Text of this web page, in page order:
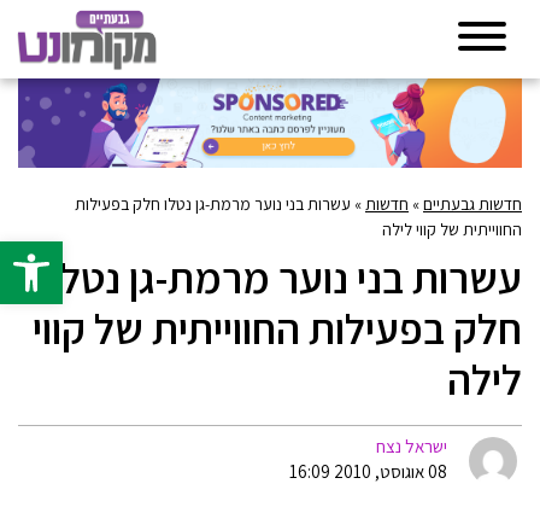
פתח
חדשות גבעתיים» חדשות » עשרות בני נוער מרמת-גן נטלו חלק בפעילות
החווייתית של קווי לילה
עשרות בני נוער מרמת-גן נטלו
חלק בפעילות החווייתית של קווי
לילה
ישראל נצח
08 אוגוסט, 2010 16:09